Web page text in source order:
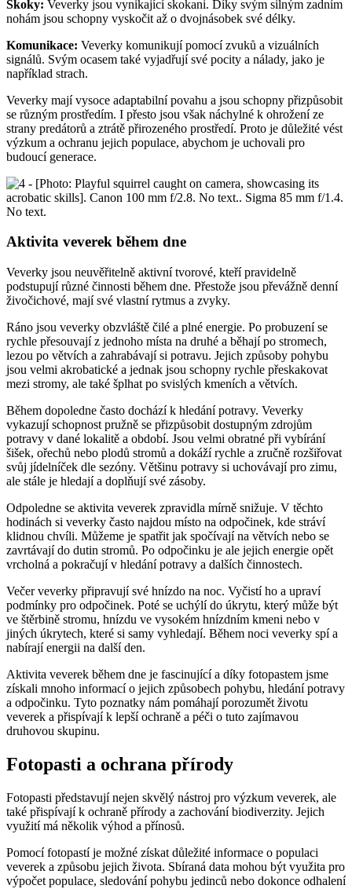
Skoky: Veverky jsou vynikající skokani. Díky svým silným zadním
nohám jsou schopny vyskočit až o dvojnásobek své délky.
Komunikace: Veverky komunikují pomocí zvuků a vizuálních
signálů. Svým ocasem také vyjadřují své pocity a nálady, jako je
například strach.
Veverky mají vysoce adaptabilní povahu a jsou schopny přizpůsobit
se různým prostředím. I přesto jsou však náchylné k ohrožení ze
strany predátorů a ztrátě přirozeného prostředí. Proto je důležité vést
výzkum a ochranu jejich populace, abychom je uchovali pro
budoucí generace.
Aktivita veverek během dne
Veverky jsou neuvěřitelně aktivní tvorové, kteří pravidelně
podstupují různé činnosti během dne. Přestože jsou převážně denní
živočichové, mají své vlastní rytmus a zvyky.
Ráno jsou veverky obzvláště čilé a plné energie. Po probuzení se
rychle přesouvají z jednoho místa na druhé a běhají po stromech,
lezou po větvích a zahrabávají si potravu. Jejich způsoby pohybu
jsou velmi akrobatické a jednak jsou schopny rychle přeskakovat
mezi stromy, ale také šplhat po svislých kmeních a větvích.
Během dopoledne často dochází k hledání potravy. Veverky
vykazují schopnost pružně se přizpůsobit dostupným zdrojům
potravy v dané lokalitě a období. Jsou velmi obratné při vybírání
šišek, ořechů nebo plodů stromů a dokáží rychle a zručně rozšiřovat
svůj jídelníček dle sezóny. Většinu potravy si uchovávají pro zimu,
ale stále je hledají a doplňují své zásoby.
Odpoledne se aktivita veverek zpravidla mírně snižuje. V těchto
hodinách si veverky často najdou místo na odpočinek, kde stráví
klidnou chvíli. Můžeme je spatřit jak spočívají na větvích nebo se
zavrtávají do dutin stromů. Po odpočinku je ale jejich energie opět
vrcholná a pokračují v hledání potravy a dalších činnostech.
Večer veverky připravují své hnízdo na noc. Vyčistí ho a upraví
podmínky pro odpočinek. Poté se uchýlí do úkrytu, který může být
ve štěrbině stromu, hnízdu ve vysokém hnízdním kmeni nebo v
jiných úkrytech, které si samy vyhledají. Během noci veverky spí a
nabírají energii na další den.
Aktivita veverek během dne je fascinující a díky fotopastem jsme
získali mnoho informací o jejich způsobech pohybu, hledání potravy
a odpočinku. Tyto poznatky nám pomáhají porozumět životu
veverek a přispívají k lepší ochraně a péči o tuto zajímavou
druhovou skupinu.
Fotopasti a ochrana přírody
Fotopasti představují nejen skvělý nástroj pro výzkum veverek, ale
také přispívají k ochraně přírody a zachování biodiverzity. Jejich
využití má několik výhod a přínosů.
Pomocí fotopastí je možné získat důležité informace o populaci
veverek a způsobu jejich života. Sbíraná data mohou být využita pro
výpočet populace, sledování pohybu jedinců nebo dokonce odhalení